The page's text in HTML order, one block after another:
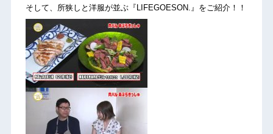
そして、所狭しと洋服が並ぶ『LIFEGOESON.』をご紹介！！